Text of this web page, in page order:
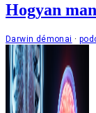
Hogyan
Darwin démonai